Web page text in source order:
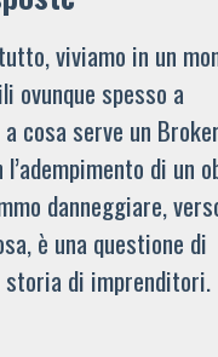
viviamo in un
ovunque spesso a
cosa serve un
di un
danneggiare,
è una questione di
di imprenditori.